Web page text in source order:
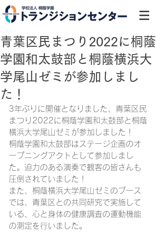
青葉区民まつり2022に桐蔭
学園和太鼓部と桐蔭横浜大
学尾山ゼミが参加しまし
た！
3年ぶりに開催となりました、青葉区民
まつり2022に桐蔭学園和太鼓部と桐蔭
横浜大学尾山ゼミが参加しました！
桐蔭学園和太鼓部はステージ企画のオ
ープニングアクトとして参加しまし
た。迫力のある演奏で観客の皆さんも
圧倒されていました！
また、桐蔭横浜大学尾山ゼミのブース
では、青葉区との共同研究で実施して
いる、心と身体の健康調査の運動機能
の測定を行いました。